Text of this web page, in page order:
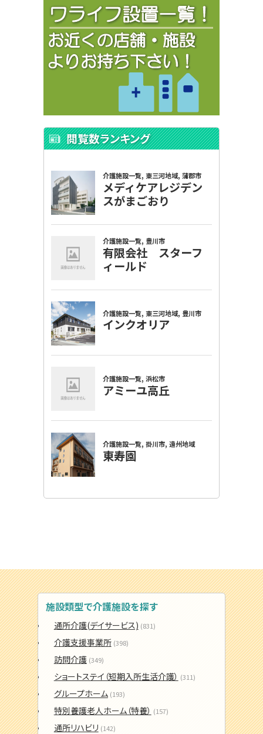
閲覧数ランキング
施設類型で介護施設を探す
通所介護(デイサービス) (831)
介護支援事業所 (398)
訪問介護 (349)
ショートステイ（短期入所生活介護） (311)
グループホーム (193)
特別養護老人ホーム（特養） (157)
通所リハビリ (142)